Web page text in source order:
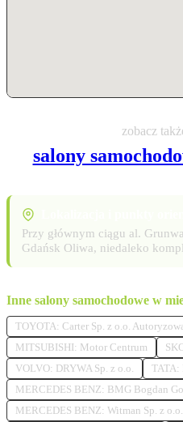
zobacz
salony
Przy głównym ciągu al.
Gdańsk Oliwa, niedaleko
Inne salony samochodowe w
TOYOTA: Carter Sp. z o.o.
MITSUBISHI: Motor Centrum
VOLVO: DRYWA Sp. z o.o.
TATA:
MERCEDES BENZ: BMG Bogdan
MERCEDES BENZ: Witman Sp. z o.o.